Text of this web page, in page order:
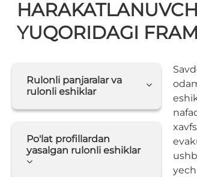
YUQORIDAGI
Rulonli panjaralar va
rulonli eshiklar
Po'lat profillardan
yasalgan rulonli eshiklar